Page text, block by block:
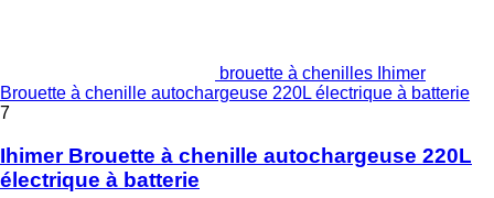
brouette à chenilles Ihimer
Brouette à chenille autochargeuse 220L électrique à batterie
7
Ihimer Brouette à chenille autochargeuse 220L
électrique à batterie